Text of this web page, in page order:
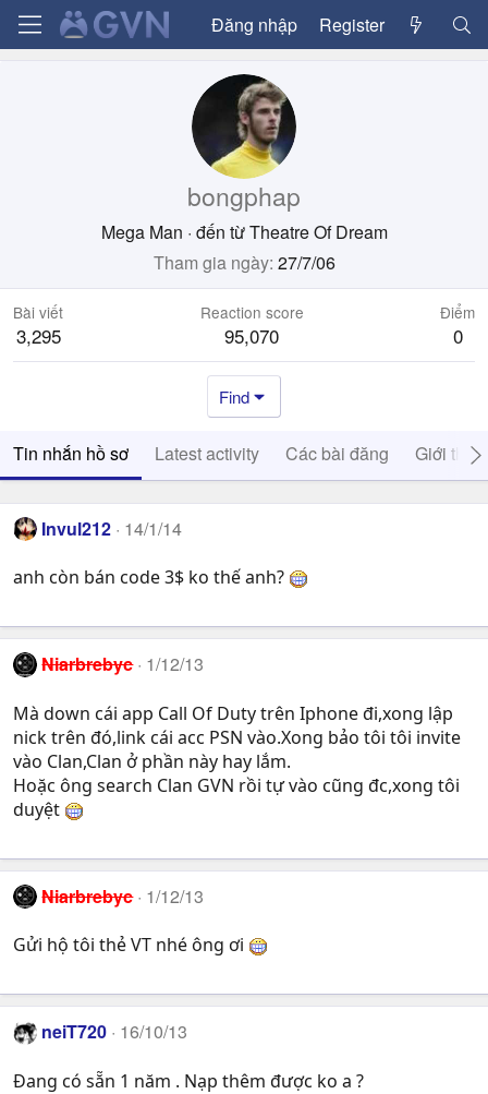
Đăng nhập Register
bongphap
Mega Man · đến từTheatre Of Dream
Tham gia ngày 27/7/06
Bài viết
3,295
Reaction score
95,070
Điểm
0
Find
Tin nhắn hồ sơ Latest activity Các bài đăng Giới thiệu
Invul212 14/1/14
anh còn bán code 3$ ko thế anh?
Niarbrebyc 1/12/13
Mà down cái app Call Of Duty trên Iphone đi,xong lập
nick trên đó,link cái acc PSN vào.Xong bảo tôi tôi invite
vào Clan,Clan ở phần này hay lắm.
Hoặc ông search Clan GVN rồi tự vào cũng đc,xong tôi
duyệt
Niarbrebyc 1/12/13
Gửi hộ tôi thẻ VT nhé ông ơi
neiT720 16/10/13
Đang có sẵn 1 năm . Nạp thêm được ko a ?